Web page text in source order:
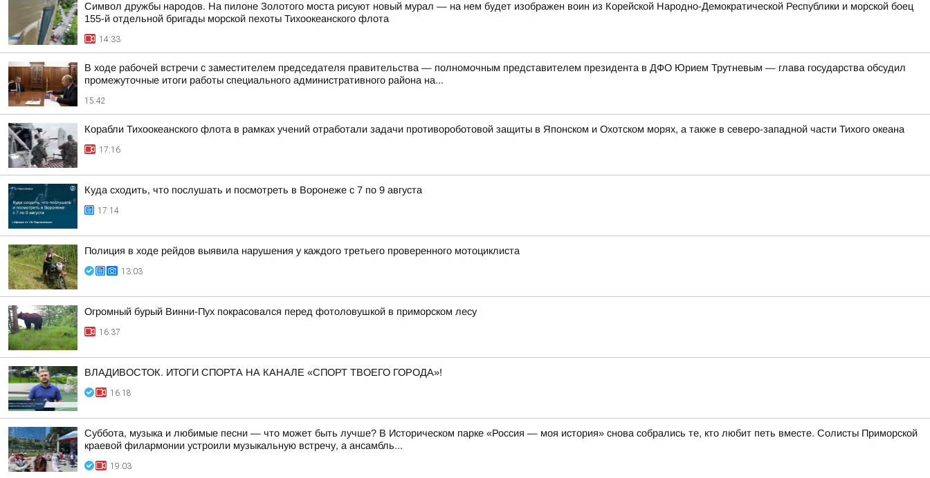
Символ дружбы народов. На пилоне Золотого моста рисуют новый мурал — на нем будет изображен воин из Корейской Народно-Демократической Республики и морской боец
155-й отдельной бригады морской пехоты Тихоокеанского флота
14:33
В ходе рабочей встречи с заместителем председателя правительства — полномочным представителем президента в ДФО Юрием Трутневым — глава государства обсудил
промежуточные итоги работы специального административного района на...
15:42
Корабли Тихоокеанского флота в рамках учений отработали задачи противороботовой защиты в Японском и Охотском морях, а также в северо-западной части Тихого океана
17:16
Куда сходить, что послушать и посмотреть в Воронеже с 7 по 9 августа
17:14
Полиция в ходе рейдов выявила нарушения у каждого третьего проверенного мотоциклиста
13:03
Огромный бурый Винни-Пух покрасовался перед фотоловушкой в приморском лесу
16:37
ВЛАДИВОСТОК. ИТОГИ СПОРТА НА КАНАЛЕ «СПОРТ ТВОЕГО ГОРОДА»!
16:18
Суббота, музыка и любимые песни — что может быть лучше? В Историческом парке «Россия — моя история» снова собрались те, кто любит петь вместе. Солисты Приморской
краевой филармонии устроили музыкальную встречу, а ансамбль...
19:03